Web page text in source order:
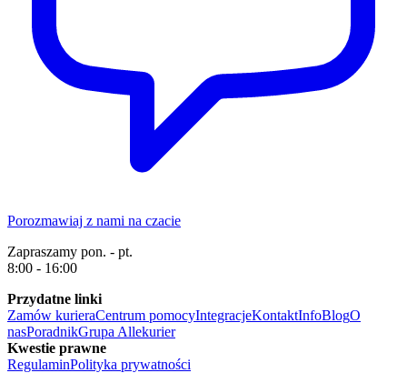
Porozmawiaj z nami na czacie
Zapraszamy pon. - pt.
8:00 - 16:00
Przydatne linki
Zamów kurieraCentrum pomocyIntegracjeKontaktInfoBlogO
nasPoradnikGrupa Allekurier
Kwestie prawne
RegulaminPolityka prywatności